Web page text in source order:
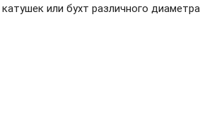
или бухт различного диаметра.